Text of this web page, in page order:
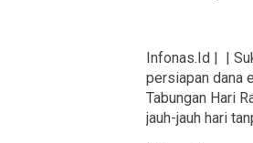
Infonas.Id |
|
persiapan dana
Tabungan Hari
jauh-jauh hari